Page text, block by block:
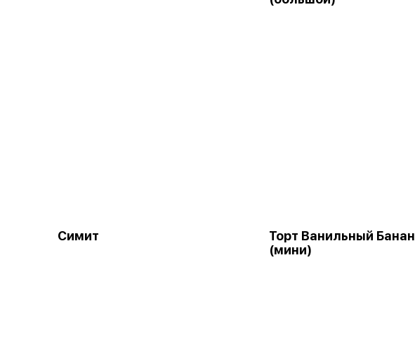
Симит
Торт Ванильный Банан
(мини)